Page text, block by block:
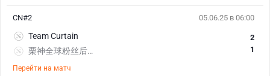
05.06.25 в 06:00
Team Curtain
栗神全球粉丝后援会
2
1
Перейти на матч
CN#2